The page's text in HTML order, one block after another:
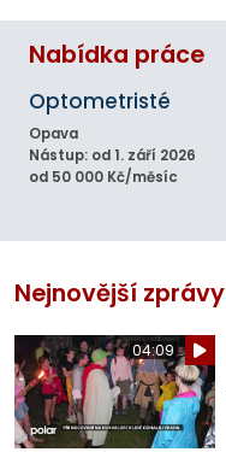
Nabídka práce
Optometristé
Opava
Nástup: od 1. září 2026
od 50 000 Kč/měsíc
Nejnovější zprávy
04:09